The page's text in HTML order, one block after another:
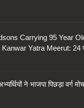
Carrying 95 Year
Yatra Meerut: 24
ने भाजपा पिछड़ा वर्ग